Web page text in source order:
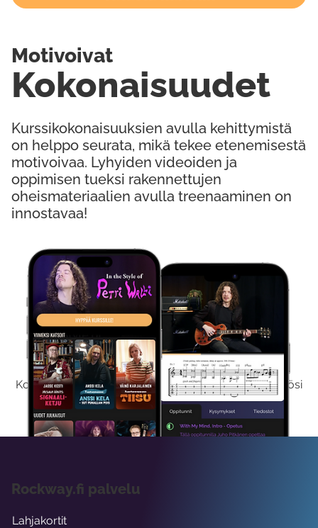
Kokeile Ilmaiseksi
Kokeilemalla ilmaiseksi saat koko sisältömme käyttöösi
viikon ajaksi.
Kurssikokonaisuuksien avulla kehittymistä
on helppo seurata, mikä tekee etenemisestä
motivoivaa. Lyhyiden videoiden ja
oppimisen tueksi rakennettujen
oheismateriaalien avulla treenaaminen on
innostavaa!
Kokonaisuudet
Motivoivat
Rockway.fi palvelu
Lahjakortit